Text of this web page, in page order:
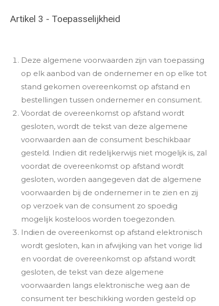
Artikel 3 - Toepasselijkheid
Deze algemene voorwaarden zijn van toepassing
op elk aanbod van de ondernemer en op elke tot
stand gekomen overeenkomst op afstand en
bestellingen tussen ondernemer en consument.
Voordat de overeenkomst op afstand wordt
gesloten, wordt de tekst van deze algemene
voorwaarden aan de consument beschikbaar
gesteld. Indien dit redelijkerwijs niet mogelijk is, zal
voordat de overeenkomst op afstand wordt
gesloten, worden aangegeven dat de algemene
voorwaarden bij de ondernemer in te zien en zij
op verzoek van de consument zo spoedig
mogelijk kosteloos worden toegezonden.
Indien de overeenkomst op afstand elektronisch
wordt gesloten, kan in afwijking van het vorige lid
en voordat de overeenkomst op afstand wordt
gesloten, de tekst van deze algemene
voorwaarden langs elektronische weg aan de
consument ter beschikking worden gesteld op